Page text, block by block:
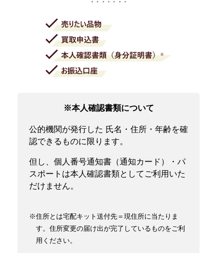
※本人確認書類について
公的機関が発行した 氏名・住所・年齢を確
認できるものに限ります。
但し、個人番号通知書（通知カード）・パ
スポートは本人確認書類としてご利用いた
だけません。
※住所とは宅配キット送付先＝現住所に当たりま
す。住所変更の届け出が完了しているものをご利
用ください。